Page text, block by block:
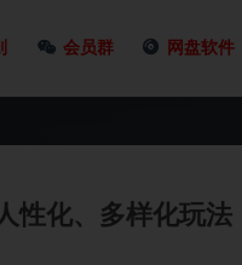
会员群 网盘软件
性化、多样化玩